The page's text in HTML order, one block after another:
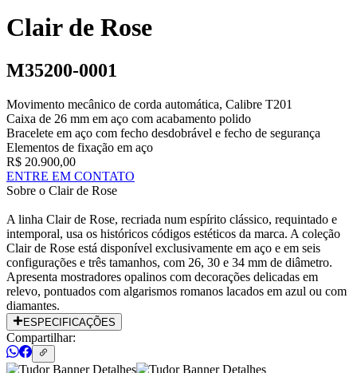
Clair de Rose
M35200-0001
Movimento mecânico de corda automática, Calibre T201
Caixa de 26 mm em aço com acabamento polido
Bracelete em aço com fecho desdobrável e fecho de segurança
Elementos de fixação em aço
R$ 20.900,00
ENTRE EM CONTATO
Sobre o Clair de Rose
A linha Clair de Rose, recriada num espírito clássico, requintado e
intemporal, usa os históricos códigos estéticos da marca. A coleção
Clair de Rose está disponível exclusivamente em aço e em seis
configurações e três tamanhos, com 26, 30 e 34 mm de diâmetro.
Apresenta mostradores opalinos com decorações delicadas em
relevo, pontuados com algarismos romanos lacados em azul ou com
diamantes.
ESPECIFICAÇÕES
Compartilhar: